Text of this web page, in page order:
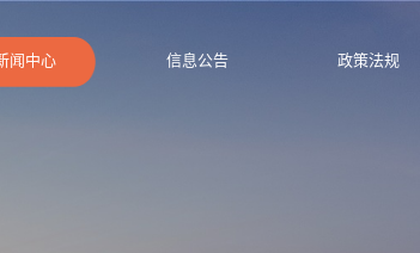
闻中心 信息公告 政策法规